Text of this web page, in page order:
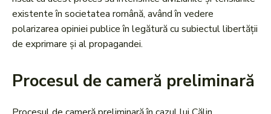
existente în societatea română, având în vedere
polarizarea opiniei publice în legătură cu subiectul libertății
de exprimare și al propagandei.
Procesul de cameră preliminară